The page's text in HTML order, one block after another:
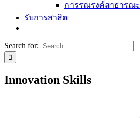
การรณรงค์สาธารณะ
รับการสาธิต
Search for:
Innovation Skills